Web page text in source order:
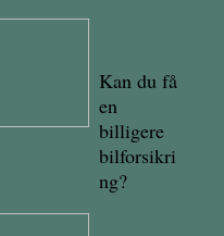
Kan du få
en
billigere
bilforsikri
ng?